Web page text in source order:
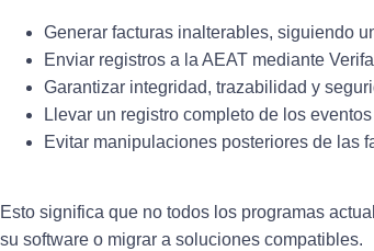
Generar facturas inalterables, siguiendo
Enviar registros a la AEAT mediante
Garantizar integridad, trazabilidad y
Llevar un registro completo de los
Evitar manipulaciones posteriores de las
Esto significa que no todos los programas
su software o migrar a soluciones compatibles.